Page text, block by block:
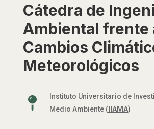
Cátedra de
Ambiental frente
Cambios
Meteorológicos

Instituto Universitario de
Medio Ambiente (IIAMA)